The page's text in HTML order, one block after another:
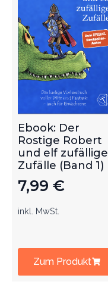
Ebook: Der
Rostige Robert
und elf zufällige
Zufälle (Band 1)
7,99 €
inkl. MwSt.
Zum Produkt